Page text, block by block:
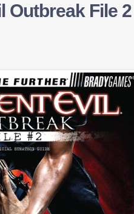
Outbreak File 2